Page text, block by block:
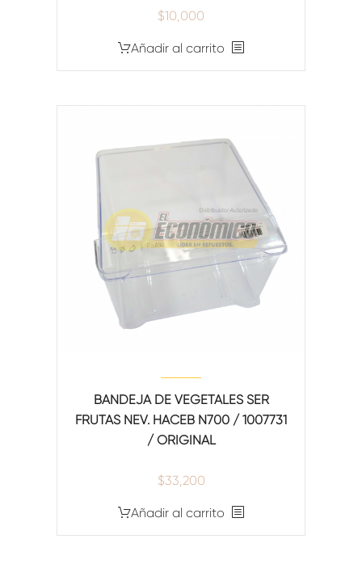
$10,000
Añadir al carrito
BANDEJA DE VEGETALES SER
FRUTAS NEV. HACEB N700 / 1007731
/ ORIGINAL
$33,200
Añadir al carrito